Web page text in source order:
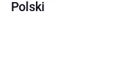
Polski